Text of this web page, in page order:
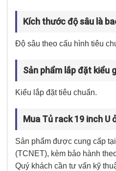
Kích thước độ sâu là
Độ sâu theo cấu hình tiêu
Sản phẩm lắp đặt kiểu
Kiểu lắp đặt tiêu chuẩn.
Mua Tủ rack 19 inch U
Sản phẩm được cung cấp
(TCNET), kèm bảo hành
Quý khách cần tư vấn kỹ